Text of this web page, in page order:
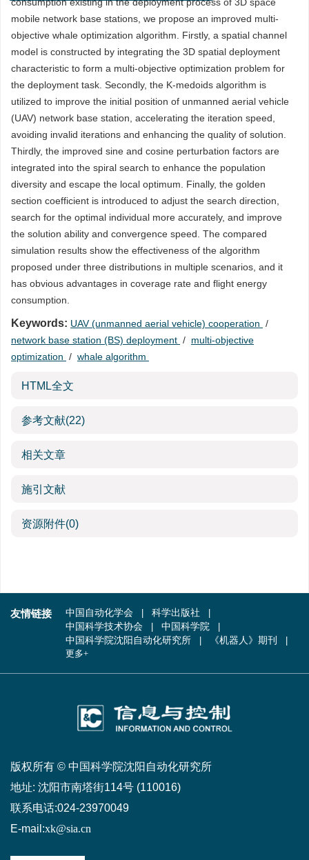
mobile network base stations, we propose an improved multi-
objective whale optimization algorithm. Firstly, a spatial channel
model is constructed by integrating the 3D spatial deployment
characteristic to form a multi-objective optimization problem for
the deployment task. Secondly, the K-medoids algorithm is
utilized to improve the initial position of unmanned aerial vehicle
(UAV) network base station, accelerating the iteration speed,
avoiding invalid iterations and enhancing the quality of solution.
Thirdly, the improved sine and cosine perturbation factors are
integrated into the spiral search to enhance the population
diversity and escape the local optimum. Finally, the golden
section coefficient is introduced to adjust the search direction,
search for the optimal individual more accurately, and improve
the solution ability and convergence speed. The compared
simulation results show the effectiveness of the algorithm
proposed under three distributions in multiple scenarios, and it
has obvious advantages in coverage rate and flight energy
consumption.
Keywords: UAV (unmanned aerial vehicle) cooperation /
network base station (BS) deployment / multi-objective
optimization / whale algorithm
HTML全文
参考文献(22)
相关文章
施引文献
资源附件(0)
友情链接 中国自动化学会
科学出版社
中国科学技术协会
中国科学院
中国科学院沈阳自动化研究所
《机器人》期刊
更多+
版权所有 © 中国科学院沈阳自动化研究所
地址: 沈阳市南塔街114号 (110016)
联系电话:024-23970049
E-mail:xk@sia.cn